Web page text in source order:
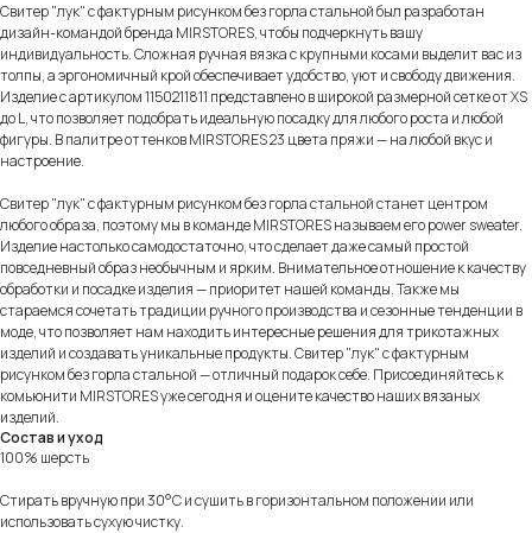
Свитер "лук" с фактурным рисунком без горла стальной был разработан
дизайн-командой бренда MIRSTORES, чтобы подчеркнуть вашу
индивидуальность. Сложная ручная вязка с крупными косами выделит вас из
толпы, а эргономичный крой обеспечивает удобство, уют и свободу движения.
Изделие с артикулом 1150211811 представлено в широкой размерной сетке от XS
до L, что позволяет подобрать идеальную посадку для любого роста и любой
фигуры. В палитре оттенков MIRSTORES 23 цвета пряжи — на любой вкус и
настроение.
Свитер "лук" с фактурным рисунком без горла стальной станет центром
любого образа, поэтому мы в команде MIRSTORES называем его power sweater.
Изделие настолько самодостаточно, что сделает даже самый простой
повседневный образ необычным и ярким. Внимательное отношение к качеству
обработки и посадке изделия — приоритет нашей команды. Также мы
стараемся сочетать традиции ручного производства и сезонные тенденции в
моде, что позволяет нам находить интересные решения для трикотажных
изделий и создавать уникальные продукты. Свитер "лук" с фактурным
рисунком без горла стальной — отличный подарок себе. Присоединяйтесь к
комьюнити MIRSTORES уже сегодня и оцените качество наших вязаных
изделий.
Состав и уход
100% шерсть
Стирать вручную при 30°C и сушить в горизонтальном положении или
использовать сухую чистку.